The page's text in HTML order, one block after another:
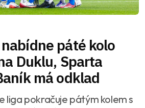
páté kolo
Duklu, Sparta
má odklad
liga pokračuje pátým kolem s